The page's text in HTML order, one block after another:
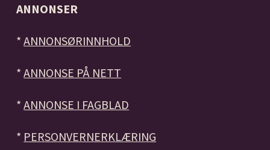
ANNONSER
*ANNONSØRINNHOLD
*ANNONSE PÅ NETT
*ANNONSE I FAGBLAD
* PERSONVERNERKLÆRING